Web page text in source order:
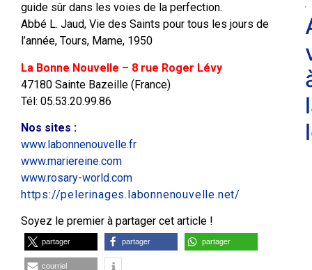
guide sûr dans les voies de la perfection.
Abbé L. Jaud, Vie des Saints pour tous les jours de
l’année, Tours, Mame, 1950
La Bonne Nouvelle – 8 rue Roger Lévy
47180 Sainte Bazeille (France)
Tél: 05.53.20.99.86
Nos sites :
www.labonnenouvelle.fr
www.mariereine.com
www.rosary-world.com
https://pelerinages.labonnenouvelle.net/
Soyez le premier à partager cet article !
partager partager partager
courriel